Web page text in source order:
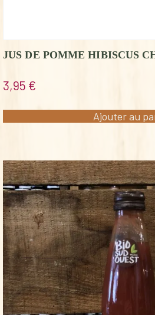
JUS DE POMME HIBISCUS
3,95 €
Ajouter au